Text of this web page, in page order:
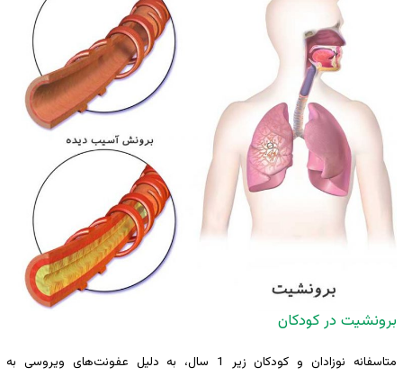
برونشیت در کودکان
متاسفانه نوزادان و کودکان زیر 1 سال، به دلیل عفونت‌های ویروسی به